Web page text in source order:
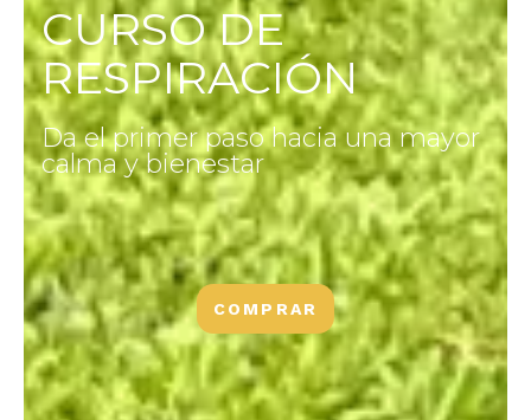
CURSO DE
RESPIRACIÓN
Da el primer paso hacia una mayor
calma y bienestar
COMPRAR